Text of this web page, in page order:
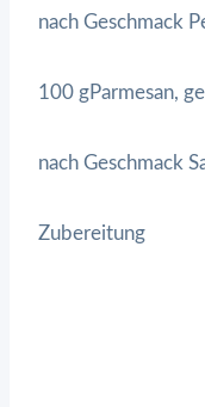
nach Geschmack
100 gParmesan,
nach Geschmack
Zubereitung